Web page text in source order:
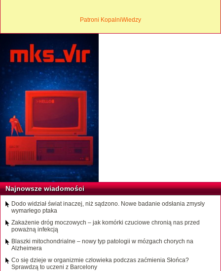
Patroni KopalniWiedzy
Najnowsze wiadomości
Dodo widział świat inaczej, niż sądzono. Nowe badanie odsłania zmysły
wymarłego ptaka
Zakażenie dróg moczowych – jak komórki czuciowe chronią nas przed
poważną infekcją
Blaszki mitochondrialne – nowy typ patologii w mózgach chorych na
Alzheimera
Co się dzieje w organizmie człowieka podczas zaćmienia Słońca?
Sprawdzą to uczeni z Barcelony